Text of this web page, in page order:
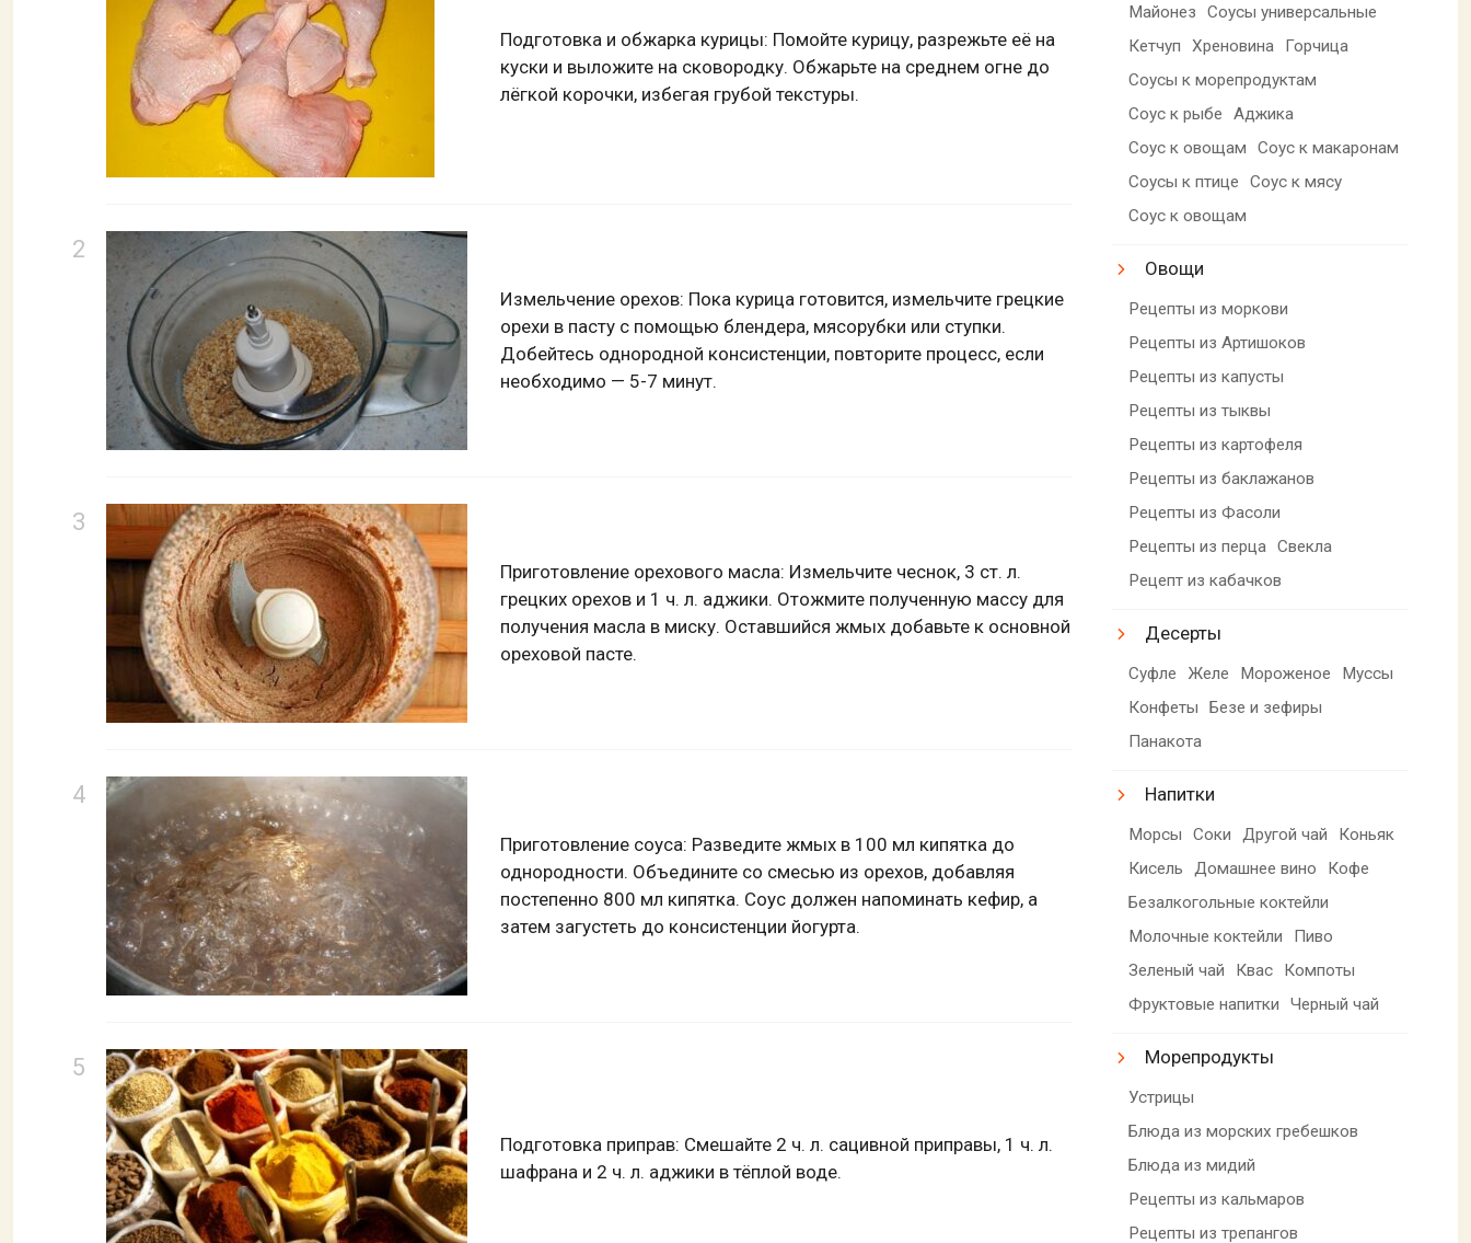
Подготовка и обжарка курицы: Помойте курицу, разрежьте её на
куски и выложите на сковородку. Обжарьте на среднем огне до
лёгкой корочки, избегая грубой текстуры.
Измельчение орехов: Пока курица готовится, измельчите грецкие
орехи в пасту с помощью блендера, мясорубки или ступки.
Добейтесь однородной консистенции, повторите процесс, если
необходимо — 5-7 минут.
Приготовление орехового масла: Измельчите чеснок, 3 ст. л.
грецких орехов и 1 ч. л. аджики. Отожмите полученную массу для
получения масла в миску. Оставшийся жмых добавьте к основной
ореховой пасте.
Приготовление соуса: Разведите жмых в 100 мл кипятка до
однородности. Объедините со смесью из орехов, добавляя
постепенно 800 мл кипятка. Соус должен напоминать кефир, а
затем загустеть до консистенции йогурта.
Подготовка приправ: Смешайте 2 ч. л. сацивной приправы, 1 ч. л.
шафрана и 2 ч. л. аджики в тёплой воде.
Майонез
Соусы универсальные
Кетчуп
Хреновина
Горчица
Соусы к морепродуктам
Соус к рыбе
Аджика
Соус к овощам
Соус к макаронам
Соусы к птице
Соус к мясу
Соус к овощам
Овощи
Рецепты из моркови
Рецепты из Артишоков
Рецепты из капусты
Рецепты из тыквы
Рецепты из картофеля
Рецепты из баклажанов
Рецепты из Фасоли
Рецепты из перца Свекла
Рецепт из кабачков
Десерты
Суфле Желе Мороженое
Муссы
Конфеты
Безе и зефиры
Панакота
Напитки
Морсы Соки Другой чай
Коньяк
Кисель
Домашнее вино
Кофе
Безалкогольные коктейли
Молочные коктейли
Пиво
Зеленый чай
Квас
Компоты
Фруктовые напитки
Черный чай
Морепродукты
Устрицы
Блюда из морских гребешков
Блюда из мидий
Рецепты из кальмаров
Рецепты из трепангов